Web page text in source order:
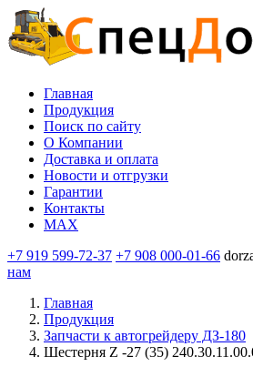
Перейти
к
основному
содержанию
Основная
навигация
Главная
Продукция
Поиск по сайту
O Компании
Доставка и оплата
Новости и отгрузки
Гарантии
Контакты
MAX
+7 919 599-72-37 +7 908 000-01-66
нам
Главная
Продукция
Запчасти к автогрейдеру ДЗ-180
Шестерня Z -27 (35)